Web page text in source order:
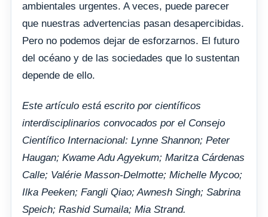
ambientales urgentes. A veces, puede parecer
que nuestras advertencias pasan desapercibidas.
Pero no podemos dejar de esforzarnos. El futuro
del océano y de las sociedades que lo sustentan
depende de ello.
Este artículo está escrito por científicos
interdisciplinarios convocados por el Consejo
Científico Internacional: Lynne Shannon; Peter
Haugan; Kwame Adu Agyekum; Maritza Cárdenas
Calle; Valérie Masson-Delmotte; Michelle Mycoo;
Ilka Peeken; Fangli Qiao; Awnesh Singh; Sabrina
Speich; Rashid Sumaila; Mia Strand.